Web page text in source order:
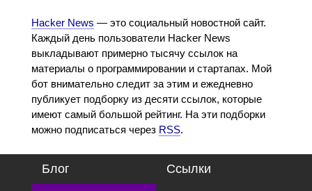
Hacker News — это социальный новостной сайт.
Каждый день пользователи Hacker News
выкладывают примерно тысячу ссылок на
материалы о программировании и стартапах. Мой
бот внимательно следит за этим и ежедневно
публикует подборку из десяти ссылок, которые
имеют самый большой рейтинг. На эти подборки
можно подписаться через RSS.
Блог Ссылки